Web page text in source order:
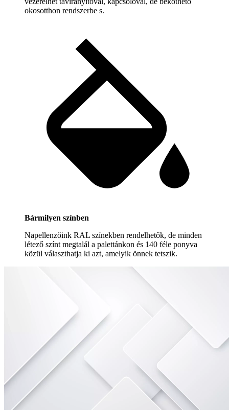
okosotthon rendszerbe s.
Bármilyen színben
Napellenzőink RAL színekben rendelhetők, de minden
létező színt megtalál a palettánkon és 140 féle ponyva
közül választhatja ki azt, amelyik önnek tetszik.